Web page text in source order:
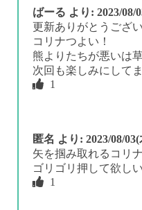
ばーる より: 2023/08/
更新ありがとうござ
コリナつよい！
熊よりたちが悪いは
次回も楽しみにしてま
1
匿名 より: 2023/08/
矢を掴み取れるコリ
ゴリゴリ押して欲しい
1